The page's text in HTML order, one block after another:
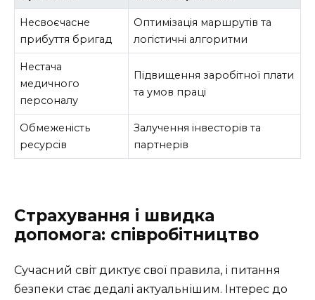
Несвоєчасне
прибуття бригад
Оптимізація маршрутів та
логістичні алгоритми
Нестача
медичного
персоналу
Підвищення заробітної плати
та умов праці
Обмеженість
ресурсів
Залучення інвесторів та
партнерів
Страхування і швидка
допомога: співробітництво
Сучасний світ диктує свої правила, і питання
безпеки стає дедалі актуальнішим. Інтерес до